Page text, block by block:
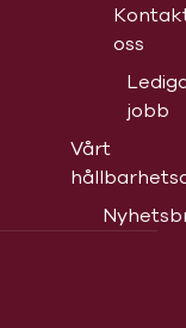
oss
jobb
Vårt